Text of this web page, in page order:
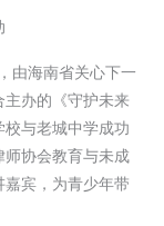
由海南省关心下一
办的《守护未来
与老城中学成功
协会教育与未成
宾，为青少年带